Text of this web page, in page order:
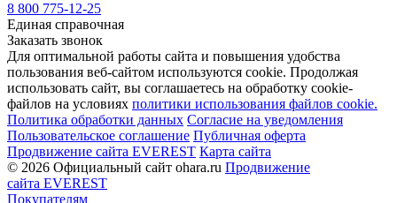
8 800 775-12-25
Единая справочная
Заказать звонок
Для оптимальной работы сайта и повышения удобства
пользования веб-сайтом используются cookie. Продолжая
использовать сайт, вы соглашаетесь на обработку cookie-
файлов на условиях политики использования файлов cookie.
Политика обработки данных Согласие на уведомления
Пользовательское соглашение Публичная оферта
Продвижение сайта EVEREST Карта сайта
© 2026 Официальный сайт ohara.ru Продвижение
сайта EVEREST
Покупателям